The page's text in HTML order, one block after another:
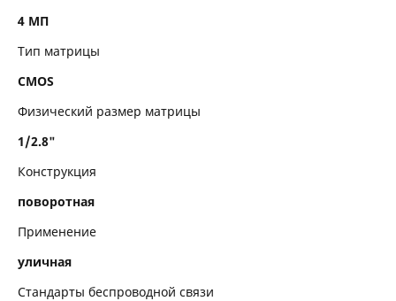
Объектив
Работа с изображением
Интерфейсы
Эксплуатация
4 МП
Тип матрицы
CMOS
Физический размер матрицы
1/2.8"
Конструкция
поворотная
Применение
уличная
Стандарты беспроводной связи